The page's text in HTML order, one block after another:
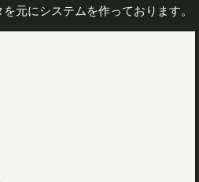
元にシステムを作っております。